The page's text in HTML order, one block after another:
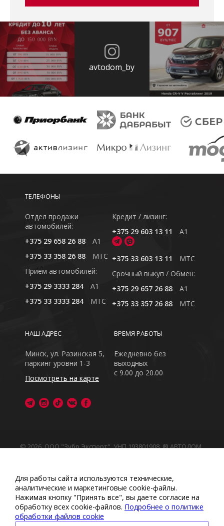
avtodom_by
ТЕЛЕФОНЫ
Отдел продажи
автомобилей:
+375 29 658 26 88
A1
+375 33 358 26 88
MTC
Приём автомобилей:
+375 29 3333 284
A1
+375 33 3333 284
MTC
Кредит / лизинг:
+375 29 603 13 11
A1
+375 33 603 13 11
MTC
Cрочный выкуп / Обмен:
+375 29 657 26 88
A1
+375 33 357 26 88
MTC
ВРЕМЯ РАБОТЫ
Ежедневно без
выходных
с 9.00 до 20.00
НАШ АДРЕС
Минск, ул. Разинская 5,
паркинг уровни 1-3
Посмотреть на карте
© 2026, ООО "Зубр Эксперт", УНП 193801908. ® АВТОДОМ
сайт носит исключительно информационный характер
Любое использование либо копирование материалов
или подборки материалов сайта, элементов дизайна и
оформления запрещено
Политика обработки персональных данных
Для работы сайта используются технические,
аналитические и маркетинговые сооkіе-файлы.
Нажимая кнопку "Принять все", вы даете согласие на
обработку всех cookie-файлов. Подробнее о политике
обработки файлов cookie